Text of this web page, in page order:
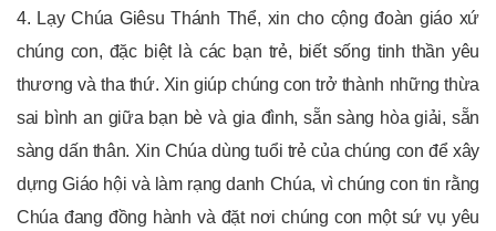
4. Lạy Chúa Giêsu Thánh Thể, xin cho cộng đoàn giáo xứ
chúng con, đặc biệt là các bạn trẻ, biết sống tinh thần yêu
thương và tha thứ. Xin giúp chúng con trở thành những thừa
sai bình an giữa bạn bè và gia đình, sẵn sàng hòa giải, sẵn
sàng dấn thân. Xin Chúa dùng tuổi trẻ của chúng con để xây
dựng Giáo hội và làm rạng danh Chúa, vì chúng con tin rằng
Chúa đang đồng hành và đặt nơi chúng con một sứ vụ yêu